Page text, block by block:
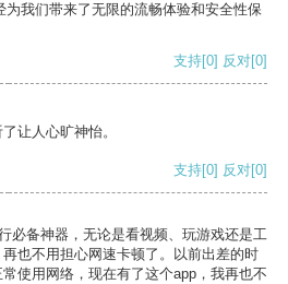
我们带来了无限的流畅体验和安全性保
支持[0] 反对[0]
让人心旷神怡。
支持[0] 反对[0]
必备神器，无论是看视频、玩游戏还是工
也不用担心网速卡顿了。以前出差的时
使用网络，现在有了这个app，我再也不